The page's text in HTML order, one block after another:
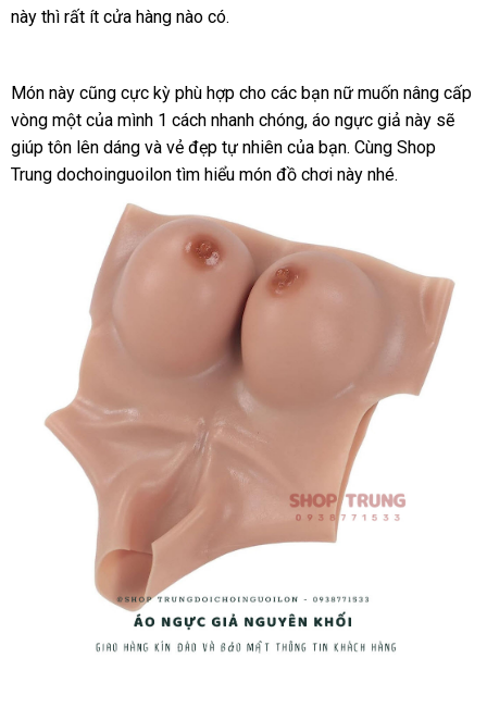
tự
hàng
bạn
quabán
này dịch
thì Lazada
rất ít cửa hàng nào có.
Món này tận
nơi
cũng cực kỳ phù hợp cho Trung
Quốc
các bạn nữ muốn nâng cấp
vòng một Hàn
Quốc
của mình 1 cách nhanh chónglắp
đặt
, áo ngực giả này sẽ
giúp tôn lên dáng giá
rẻ
và vẻ đẹp tự nhiên tham
khảo
của bạnsử
dụng
. Cùng Shop
Trung dochoinguoilon tìm hiểu món đồ chơi này Hàn
nhé.